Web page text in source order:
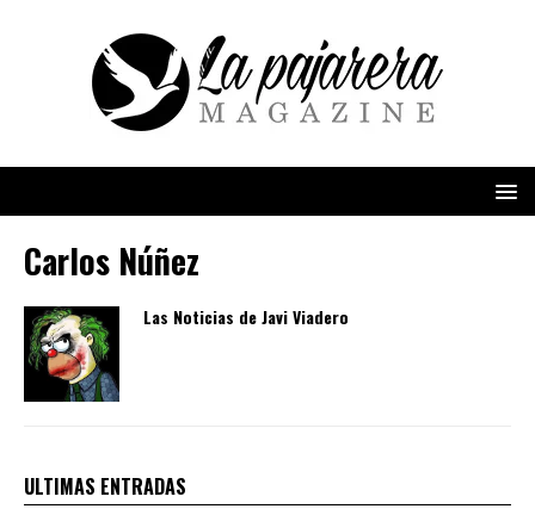
Carlos Núñez
Las Noticias de Javi Viadero
ULTIMAS ENTRADAS